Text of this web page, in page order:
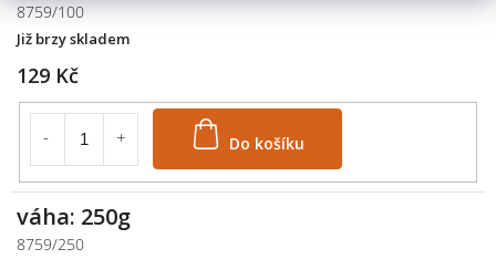
8759/100
129 Kč
Do košíku
Již brzy skladem
váha: 250g
8759/250